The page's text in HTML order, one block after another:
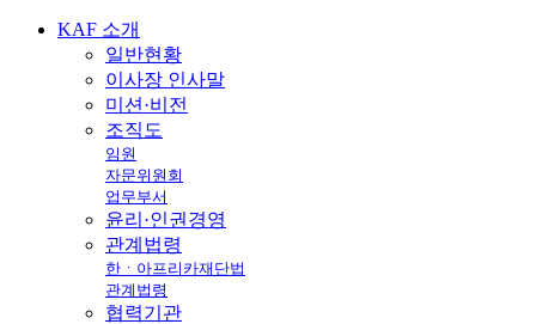
KAF 소개
일반현황
이사장 인사말
미션·비전
조직도
임원
자문위원회
업무부서
윤리·인권경영
관계법령
한ㆍ아프리카재단법
관계법령
협력기관